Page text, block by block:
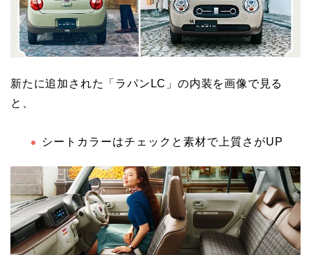
新たに追加された「ラパンLC」の内装を画像で見る
と、
シートカラーはチェックと素材で上質さがUP